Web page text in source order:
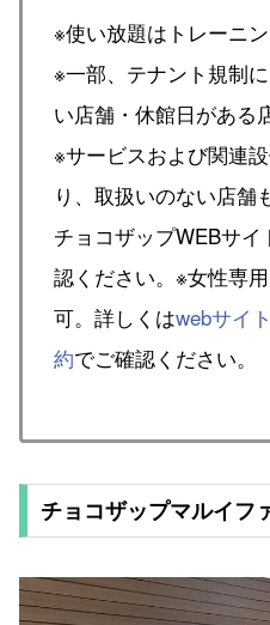
※使い放題はトレーニ
※一部、テナント規制
い店舗・休館日がある
※サービスおよび関連
り、取扱いのない店舗
チョコザップWEBサ
認ください。※女性専
可。詳しくはwebサイ
約でご確認ください。
チョコザップマルイフ